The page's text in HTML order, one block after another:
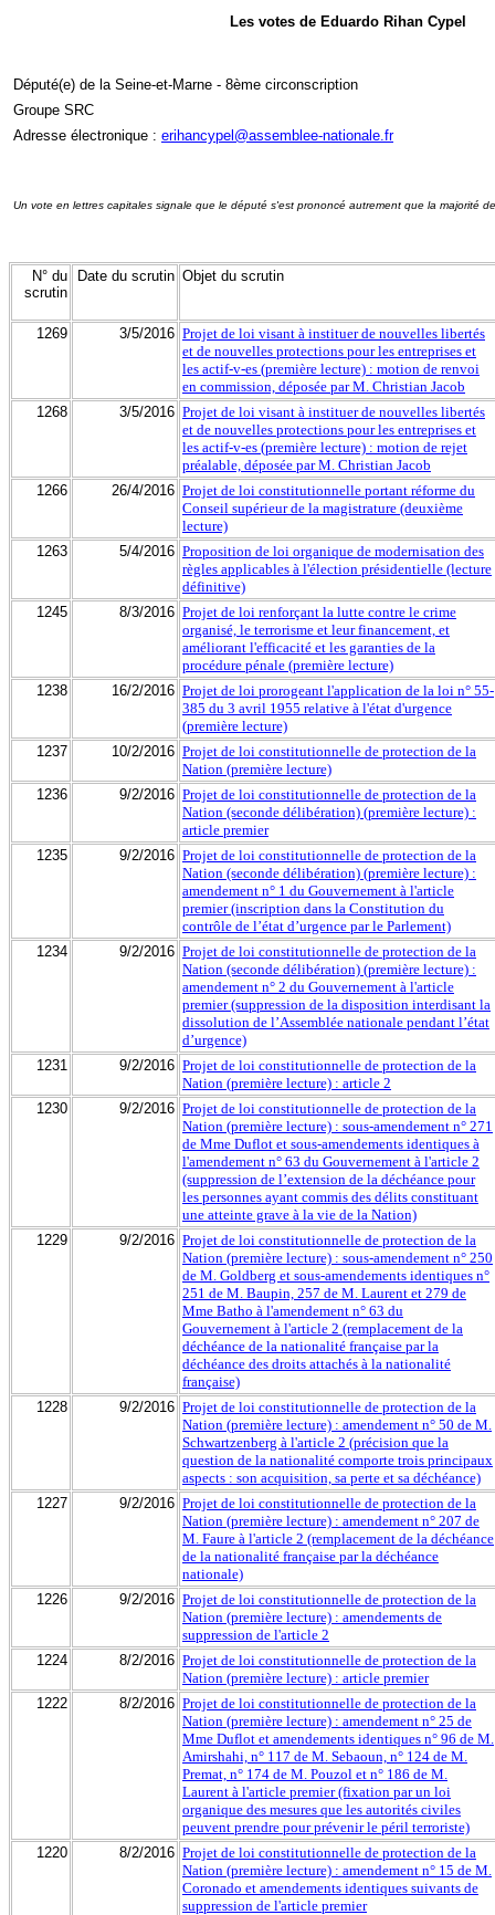
Les votes de Eduardo Rihan Cypel
Député(e) de la Seine-et-Marne - 8ème circonscription
Groupe SRC
Adresse électronique : erihancypel@assemblee-nationale.fr
Un vote en lettres capitales signale que le député s'est prononcé autrement que la majorité
N° du
scrutin
Date du scrutin Objet du scrutin
1269 3/5/2016 Projet de loi visant à instituer de nouvelles libertés
et de nouvelles protections pour les entreprises et
les actif-v-es (première lecture) : motion de renvoi
en commission, déposée par M. Christian Jacob
1268
3/5/2016 Projet de loi visant à instituer de nouvelles libertés
et de nouvelles protections pour les entreprises et
les actif-v-es (première lecture) : motion de rejet
préalable, déposée par M. Christian Jacob
1266
26/4/2016 Projet de loi constitutionnelle portant réforme du
Conseil supérieur de la magistrature (deuxième
lecture)
1263
5/4/2016 Proposition de loi organique de modernisation des
règles applicables à l'élection présidentielle (lecture
définitive)
1245
8/3/2016 Projet de loi renforçant la lutte contre le crime
organisé, le terrorisme et leur financement, et
améliorant l'efficacité et les garanties de la
procédure pénale (première lecture)
1238
16/2/2016 Projet de loi prorogeant l'application de la loi n° 55-
385 du 3 avril 1955 relative à l'état d'urgence
(première lecture)
1237
10/2/2016 Projet de loi constitutionnelle de protection de la
Nation (première lecture)
1236
9/2/2016 Projet de loi constitutionnelle de protection de la
Nation (seconde délibération) (première lecture) :
article premier
1235
9/2/2016 Projet de loi constitutionnelle de protection de la
Nation (seconde délibération) (première lecture) :
amendement n° 1 du Gouvernement à l'article
premier (inscription dans la Constitution du
contrôle de l’état d’urgence par le Parlement)
1234
9/2/2016 Projet de loi constitutionnelle de protection de la
Nation (seconde délibération) (première lecture) :
amendement n° 2 du Gouvernement à l'article
premier (suppression de la disposition interdisant la
dissolution de l’Assemblée nationale pendant l’état
d’urgence)
1231
9/2/2016 Projet de loi constitutionnelle de protection de la
Nation (première lecture) : article 2
1230
9/2/2016 Projet de loi constitutionnelle de protection de la
Nation (première lecture) : sous-amendement n° 271
de Mme Duflot et sous-amendements identiques à
l'amendement n° 63 du Gouvernement à l'article 2
(suppression de l’extension de la déchéance pour
les personnes ayant commis des délits constituant
une atteinte grave à la vie de la Nation)
1229
9/2/2016 Projet de loi constitutionnelle de protection de la
Nation (première lecture) : sous-amendement n° 250
de M. Goldberg et sous-amendements identiques n°
251 de M. Baupin, 257 de M. Laurent et 279 de
Mme Batho à l'amendement n° 63 du
Gouvernement à l'article 2 (remplacement de la
déchéance de la nationalité française par la
déchéance des droits attachés à la nationalité
française)
1228
9/2/2016 Projet de loi constitutionnelle de protection de la
Nation (première lecture) : amendement n° 50 de M.
Schwartzenberg à l'article 2 (précision que la
question de la nationalité comporte trois principaux
aspects : son acquisition, sa perte et sa déchéance)
1227
9/2/2016 Projet de loi constitutionnelle de protection de la
Nation (première lecture) : amendement n° 207 de
M. Faure à l'article 2 (remplacement de la déchéance
de la nationalité française par la déchéance
nationale)
1226
9/2/2016 Projet de loi constitutionnelle de protection de la
Nation (première lecture) : amendements de
suppression de l'article 2
1224
8/2/2016 Projet de loi constitutionnelle de protection de la
Nation (première lecture) : article premier
1222
8/2/2016 Projet de loi constitutionnelle de protection de la
Nation (première lecture) : amendement n° 25 de
Mme Duflot et amendements identiques n° 96 de M.
Amirshahi, n° 117 de M. Sebaoun, n° 124 de M.
Premat, n° 174 de M. Pouzol et n° 186 de M.
Laurent à l'article premier (fixation par un loi
organique des mesures que les autorités civiles
peuvent prendre pour prévenir le péril terroriste)
1220
8/2/2016 Projet de loi constitutionnelle de protection de la
Nation (première lecture) : amendement n° 15 de M.
Coronado et amendements identiques suivants de
suppression de l'article premier